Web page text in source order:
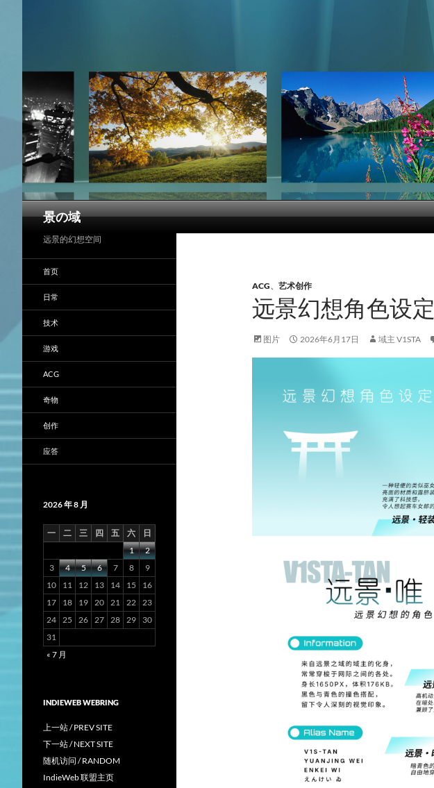
景の域
搜
ACG、 艺术创作
远景幻想角色设定
图片 2026年6月17日 域主 V1STA
远景的幻想空间
首页
日常
技术
游戏
ACG
奇物
创作
应答
2026 年 8 月
一 二 三 四 五 六
日
1
2
3
4 5 6 7 8
9
10
11 12 13 14 15
16
17
18 19 20 21 22 23
24 25 26 27 28 29
30
31
« 7 月
INDIEWEB WEBRING
上一站 / PREV SITE
下一站 / NEXT SITE
随机访问 / RANDOM
IndieWeb 联盟主页